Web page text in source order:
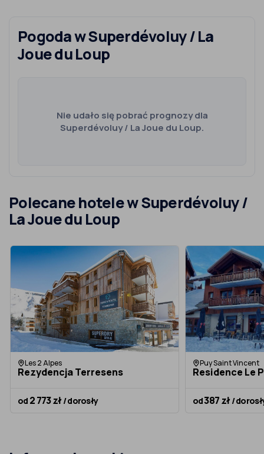
Pogoda w Superdévoluy / La
Joue du Loup
Nie udało się pobrać prognozy dla
Superdévoluy / La Joue du Loup.
Polecane hotele w Superdévoluy /
La Joue du Loup
Les 2 Alpes
Rezydencja Terresens
od 2 773 zł / dorosły
Puy Saint Vincent
Residence Le
od387 zł /